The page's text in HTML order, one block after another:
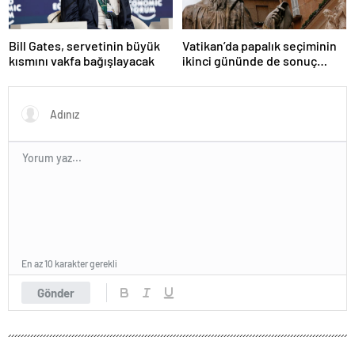
Bill Gates, servetinin büyük
kısmını vakfa bağışlayacak
Vatikan’da papalık seçiminin
ikinci gününde de sonuç
Gönder
En az 10 karakter gerekli